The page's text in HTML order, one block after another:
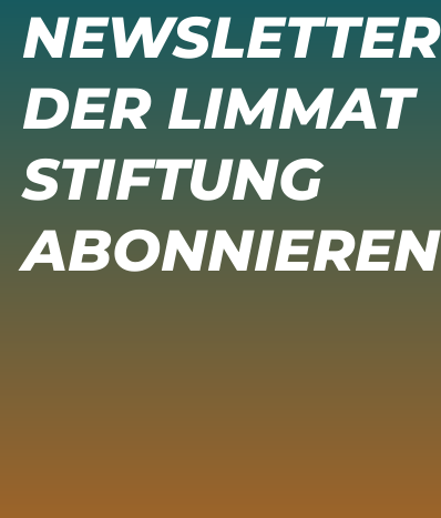
NEWSLETTER
DER LIMMAT
STIFTUNG
ABONNIEREN